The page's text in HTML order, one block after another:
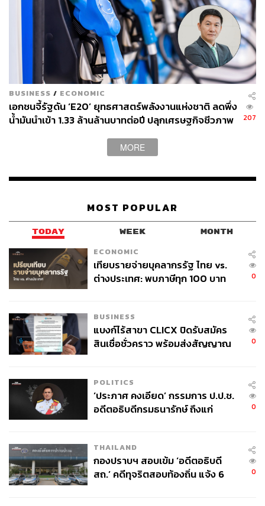
BUSINESS / ECONOMIC
เอกชนจี้รัฐดัน ‘E20’ ยุทธศาสตร์พลังงานแห่งชาติ ลดพึ่ง
น้ำมันนำเข้า 1.33 ล้านล้านบาทต่อปี ปลุกเศรษฐกิจชีวภาพ
207
MORE
MOST POPULAR
TODAY WEEK MONTH
ECONOMIC
เทียบรายจ่ายบุคลากรรัฐ ไทย vs.
ต่างประเทศ: พบภาษีทุก 100 บาท
0
BUSINESS
แบงก์ไร้สาขา CLICX ปิดรับสมัคร
สินเชื่อชั่วคราว พร้อมส่งสัญญาณ
0
POLITICS
‘ประภาศ คงเอียด’ กรรมการ ป.ป.ช.
อดีตอธิบดีกรมธนารักษ์ ถึงแก่
0
THAILAND
กองปราบฯ สอบเข้ม ‘อดีตอธิบดี
สถ.’ คดีทุจริตสอบท้องถิ่น แจ้ง 6
0